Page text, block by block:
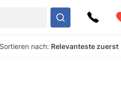
Sortieren nach: Relevanteste zuerst